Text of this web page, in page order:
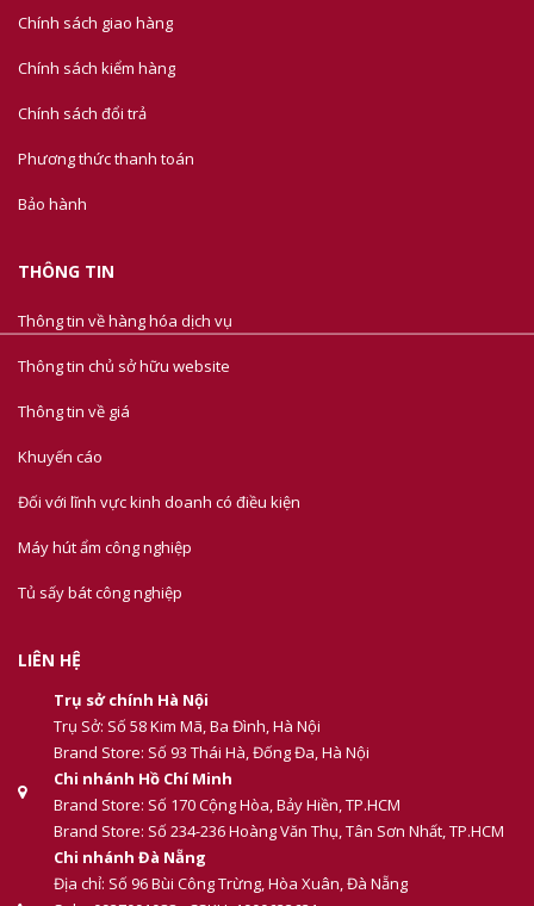
Chính sách giao hàng
Chính sách kiểm hàng
Chính sách đổi trả
Phương thức thanh toán
Bảo hành
THÔNG TIN
Thông tin về hàng hóa dịch vụ
Thông tin chủ sở hữu website
Thông tin về giá
Khuyến cáo
Đối với lĩnh vực kinh doanh có điều kiện
Máy hút ẩm công nghiệp
Tủ sấy bát công nghiệp
LIÊN HỆ
Trụ sở chính Hà Nội
Trụ Sở: Số 58 Kim Mã, Ba Đình, Hà Nội
Brand Store: Số 93 Thái Hà, Đống Đa, Hà Nội
Chi nhánh Hồ Chí Minh
Brand Store: Số 170 Cộng Hòa, Bảy Hiền, TP.HCM
Brand Store: Số 234-236 Hoàng Văn Thụ, Tân Sơn Nhất, TP.HCM
Chi nhánh Đà Nẵng
Địa chỉ: Số 96 Bùi Công Trừng, Hòa Xuân, Đà Nẵng